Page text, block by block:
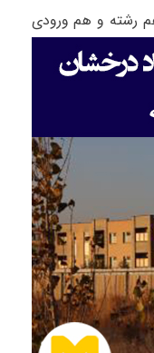
برتر دانشجویان هم رشته و هم ورودی